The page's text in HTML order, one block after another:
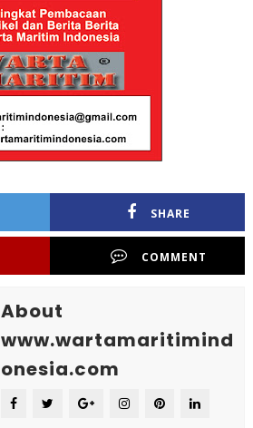
SHARE
COMMENT
About
www.wartamaritimind
onesia.com